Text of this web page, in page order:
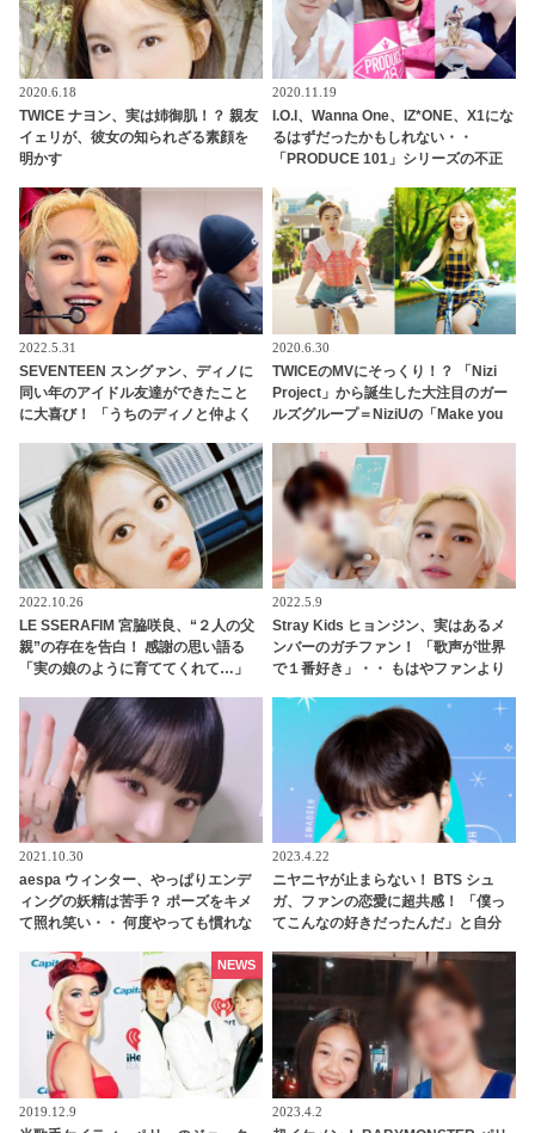
2020.6.18
TWICE ナヨン、実は姉御肌！？ 親友
イェリが、彼女の知られざる素顔を
明かす
2020.11.19
I.O.I、Wanna One、IZ*ONE、X1にな
るはずだったかもしれない・・
「PRODUCE 101」シリーズの不正
人の氏名が公表
2022.5.31
SEVENTEEN スングァン、ディノに
同い年のアイドル友達ができたこと
に大喜び！ 「うちのディノと仲よく
て動画を再生しまくり！ ディノの友
達とはいったいダレ？
2020.6.30
TWICEのMVにそっくり！？ 「Nizi
Project」から誕生した大注目のガー
ルズグループ＝NiziUの「Make you
とさせるシーンが満載[動画あり]
2022.10.26
LE SSERAFIM 宮脇咲良、“２人の父
親”の存在を告白！ 感謝の思い語る
「実の娘のように育ててくれて…」
ティブな話題にも臆せず堂々とした
姿を見せる彼女に称賛の声
2022.5.9
Stray Kids ヒョンジン、実はあるメ
ンバーのガチファン！ 「歌声が世界
で１番好き」・・ もはやファンより
ていることが明らかに
2021.10.30
aespa ウィンター、やっぱりエンデ
ィングの妖精は苦手？ ポーズをキメ
て照れ笑い・・ 何度やっても慣れな
2023.4.22
ニヤニヤが止まらない！ BTS シュ
ガ、ファンの恋愛に超共感！ 「僕っ
てこんなの好きだったんだ」と自分
ワクワクする様子がかわいすぎる
2019.12.9
NEWS
2023.4.2